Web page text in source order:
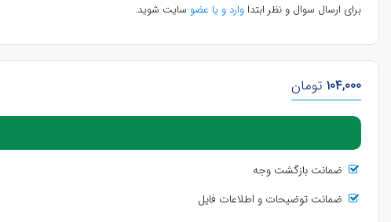
برای ارسال سوال و نظر ابتداوارد و یا عضو سایت شوید.
104,000 تومان
ضمانت بازگشت وجه
ضمانت توضیحات و اطلاعات فایل